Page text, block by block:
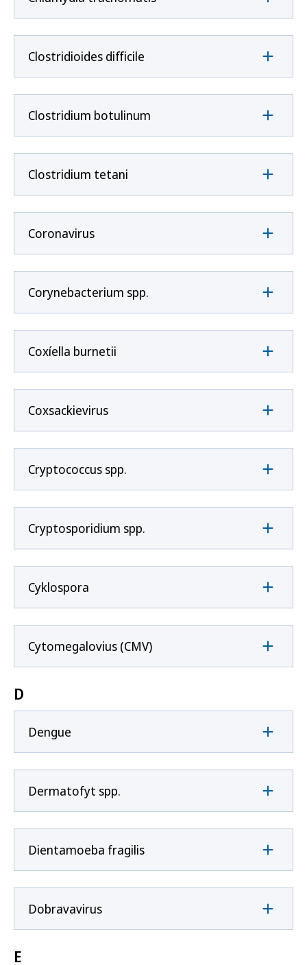
Clostridioides difficile
Clostridium botulinum
Clostridium tetani
Coronavirus
Corynebacterium spp.
Coxíella burnetii
Coxsackievirus
Cryptococcus spp.
Cryptosporidium spp.
Cyklospora
Cytomegalovius (CMV)
D
Dengue
Dermatofyt spp.
Dientamoeba fragilis
Dobravavirus
E